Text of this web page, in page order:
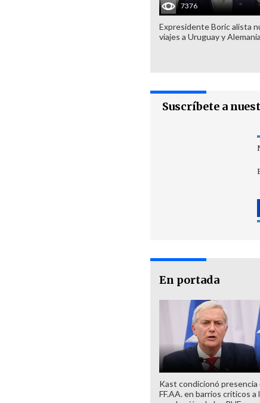
7376
Expresidente Boric alista
viajes a Uruguay y Alemania
Suscríbete a
En portada
Kast condicionó presencia
FF.AA. en barrios críticos a